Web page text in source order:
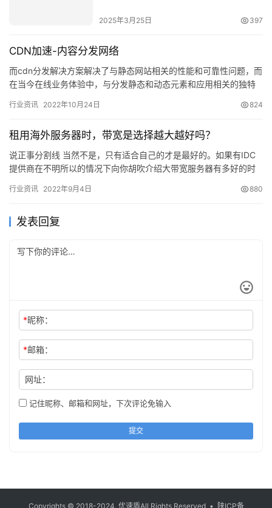
2025年3月25日 397
CDN加速-内容分发网络
而cdn分发解决方案解决了与静态网站相关的性能和可靠性问题，而
在当今在线业务体验中，与分发静态和动态元素和应用相关的独特
行业资讯 2022年10月24日 824
租用海外服务器时，带宽是选择越大越好吗？
说正事分割线 当然不是，只有适合自己的才是最好的。如果有IDC
提供商在不明所以的情况下向你胡吹介绍大带宽服务器有多好的时
外…
行业资讯 2022年9月4日 880
发表回复
*昵称：
*邮箱：
网址：
记住昵称、邮箱和网址，下次评论免输入
提交
Copyrights © 2018-2024. 优速盾All Rights Reserved • 陕ICP备